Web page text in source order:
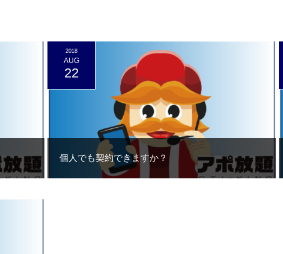
個人でも契約できますか？
2018
AUG
22